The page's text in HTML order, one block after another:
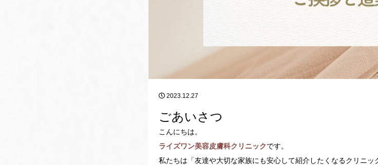
2023.12.27
ごあいさつ
こんにちは。
ライズワン美容皮膚科クリニックです。
私たちは「友達や大切な家族にも安心して紹介したくなるクリニッ